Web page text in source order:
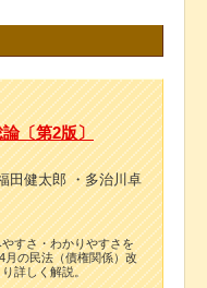
〔第2版〕
田健太郎 ・多治川卓
すさ・わかりやすさを
月の民法（債権関係）改
詳しく解説。